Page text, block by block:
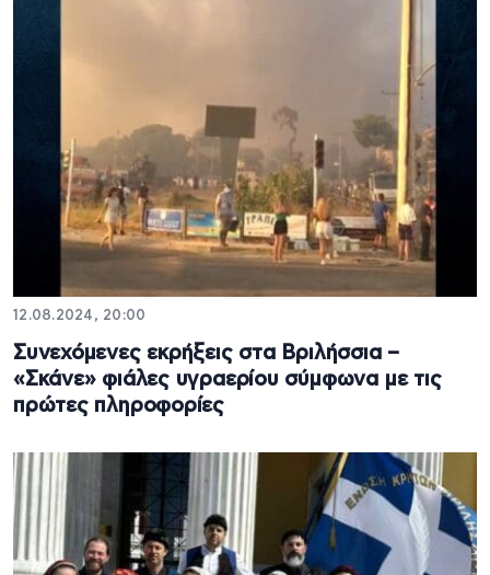
12.08.2024, 20:00
Συνεχόμενες εκρήξεις στα Βριλήσσια –
«Σκάνε» φιάλες υγραερίου σύμφωνα με τις
πρώτες πληροφορίες